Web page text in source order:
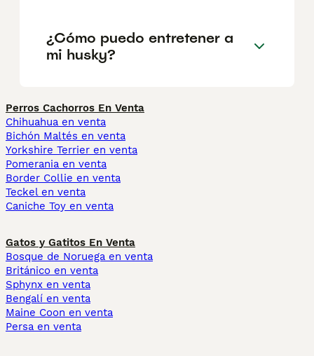
¿Cómo puedo entretener a
mi husky?
Perros Cachorros En Venta
Chihuahua en venta
Bichón Maltés en venta
Yorkshire Terrier en venta
Pomerania en venta
Border Collie en venta
Teckel en venta
Caniche Toy en venta
Gatos y Gatitos En Venta
Bosque de Noruega en venta
Británico en venta
Sphynx en venta
Bengalí en venta
Maine Coon en venta
Persa en venta